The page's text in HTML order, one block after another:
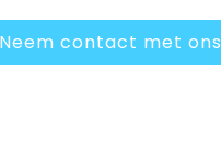
Neem contact met